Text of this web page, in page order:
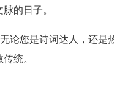
的日子。
论您是诗词达人，还
统。